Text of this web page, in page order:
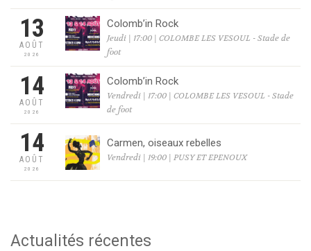
13
AOÛT
2026
Colomb’in Rock
Jeudi | 17:00 | COLOMBE LES VESOUL - Stade de
foot
14
AOÛT
2026
Colomb’in Rock
Vendredi | 17:00 | COLOMBE LES VESOUL - Stade
de foot
14
AOÛT
2026
Carmen, oiseaux rebelles
Vendredi | 19:00 | PUSY ET EPENOUX
Actualités récentes